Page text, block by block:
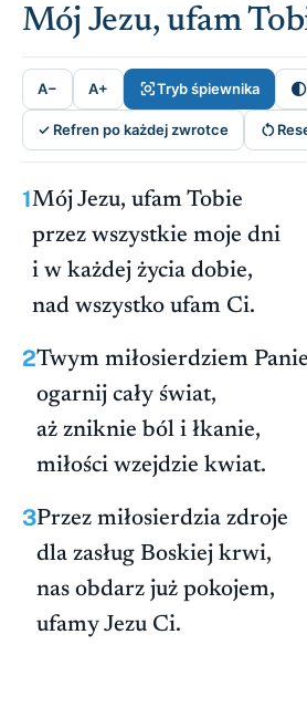
Mój Jezu, ufam
A− A+ Tryb śpiewnika 
✓ Refren po każdej zwrotce 
1Mój Jezu, ufam Tobie
przez wszystkie moje dni
i w każdej życia dobie,
nad wszystko ufam Ci.
2Twym miłosierdziem Panie
ogarnij cały świat,
aż zniknie ból i łkanie,
miłości wzejdzie kwiat.
3Przez miłosierdzia zdroje
dla zasług Boskiej krwi,
nas obdarz już pokojem,
ufamy Jezu Ci.